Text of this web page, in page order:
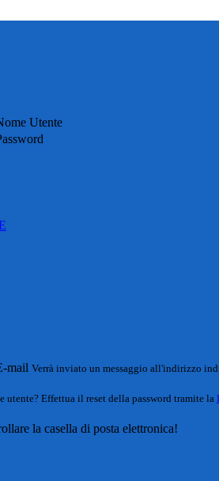
Utente
mail Verrà inviato un messaggio all'indirizzo
utente? Effettua il reset della password tramite la
la casella di posta elettronica!